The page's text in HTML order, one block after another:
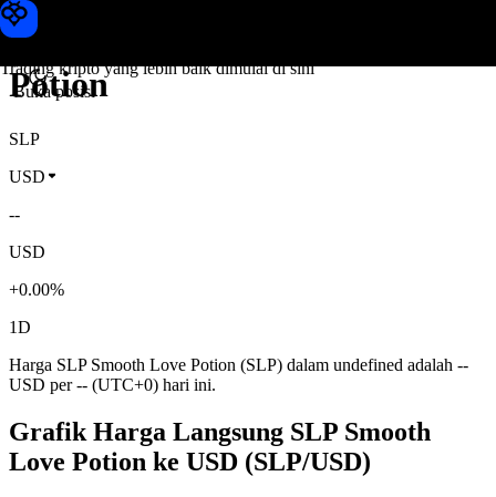
Trading kripto yang lebih baik dimulai di sini
Buka posisi
Harga SLP Smooth Love
Potion
SLP
USD
--
USD
+0.00%
1D
Harga SLP Smooth Love Potion (SLP) dalam undefined adalah --
USD per -- (UTC+0) hari ini.
Grafik Harga Langsung SLP Smooth
Love Potion ke USD (SLP/USD)